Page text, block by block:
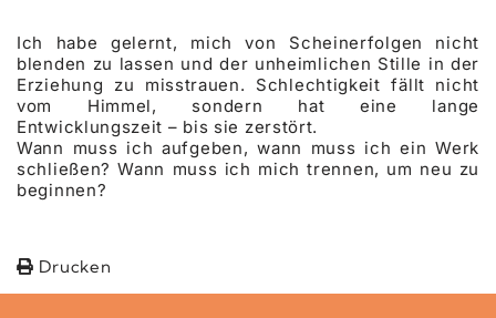
Ich habe gelernt, mich von Scheinerfolgen nicht
blenden zu lassen und der unheimlichen Stille in der
Erziehung zu misstrauen. Schlechtigkeit fällt nicht
vom Himmel, sondern hat eine lange
Entwicklungszeit – bis sie zerstört.
Wann muss ich aufgeben, wann muss ich ein Werk
schließen? Wann muss ich mich trennen, um neu zu
beginnen?
Drucken